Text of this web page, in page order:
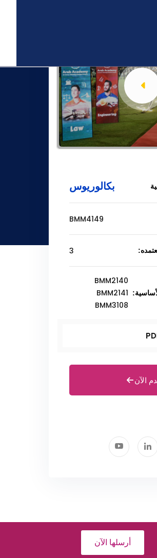
بكالوريوس
BMM4149
3
BMM2140
BMM2141
BMM3108
الآن
أرسلها الآن